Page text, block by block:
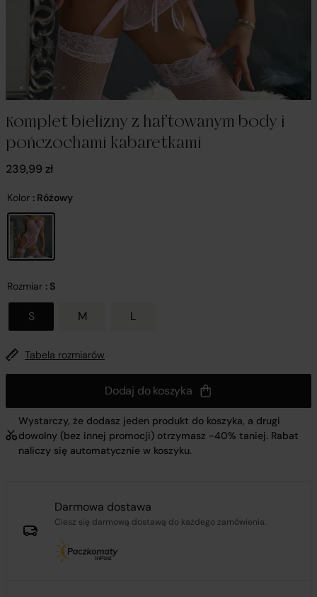
Komplet bielizny z haftowanym body i
pończochami kabaretkami
239,99 zł
Kolor : Różowy
Rozmiar : S
S M L
Tabela rozmiarów
Dodaj do koszyka
Wystarczy, że dodasz jeden produkt do koszyka, a drugi
dowolny (bez innej promocji) otrzymasz -40% taniej. Rabat
naliczy się automatycznie w koszyku.
Darmowa dostawa
Ciesz się darmową dostawą do każdego zamówienia.